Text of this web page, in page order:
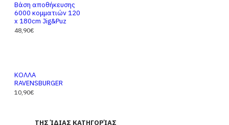
Βάση αποθήκευσης
6000 κομματιών 120
x 180cm Jig&Puz
48,90€
ΚΟΛΛΑ
RAVENSBURGER
10,90€
ΤΗΣ ΊΔΙΑΣ ΚΑΤΗΓΟΡΊΑΣ